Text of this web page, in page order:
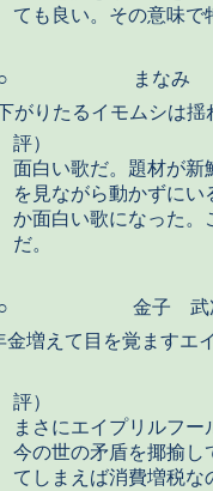
ても良い。その意味で
まなみ
がりたるイモムシは
評）
面白い歌だ。題材が新
を見ながら動かずに
か面白い歌になった。
だ。
金子 武
金増えて目を覚ますエ
評）
まさにエイプリルフ
今の世の矛盾を揶揄し
てしまえば消費増税な